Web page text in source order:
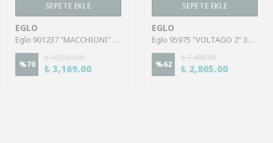
SEPETE EKLE
EGLO
Eglo 901237 "MACCHIONI" 20 Cm Çapında Çelik, Plastik Siyah, Beyaz Duvar Tavan Armatürü
%70
₺ 10,561.00
₺ 3,169.00
SEPETE EKLE
EGLO
Eglo 95975 "VOLTAGO 2" 37,5 Cm Uzunluğunda Çelik Beyaz Duvar Tavan Armatürü
%62
₺ 7,498.00
₺ 2,865.00